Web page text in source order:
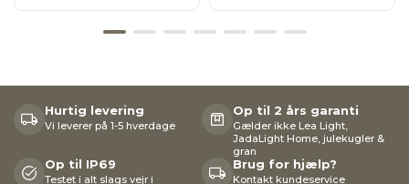
Hurtig levering
Vi leverer på 1-5 hverdage
Op til 2 års garanti
Gælder ikke Lea Light,
JadaLight Home, julekugler &
gran
Op til IP69
Testet i alt slags vejr i
Brug for hjælp?
Kontakt kundeservice